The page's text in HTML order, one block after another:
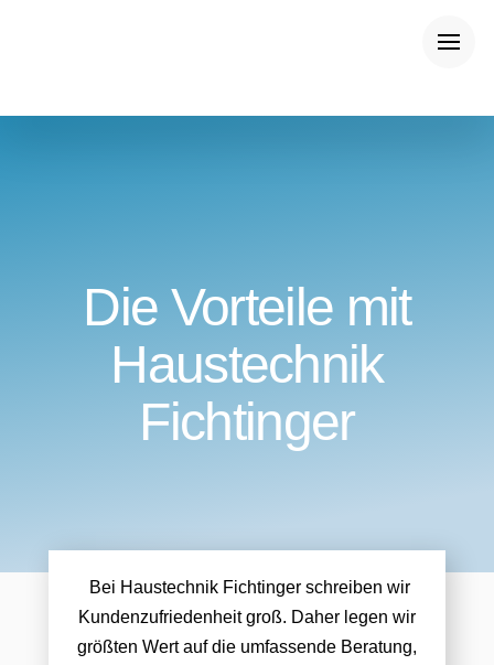
Die Vorteile mit
Haustechnik
Fichtinger
Bei Haustechnik Fichtinger schreiben wir
Kundenzufriedenheit groß. Daher legen wir
größten Wert auf die umfassende Beratung,